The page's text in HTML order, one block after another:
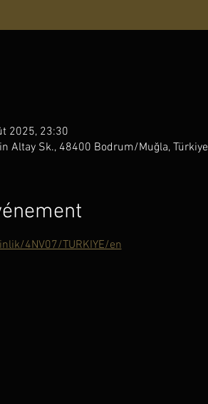
2025, 23:30
Altay Sk., 48400 Bodrum/Muğla, Türkiye
4NV07/TURKIYE/en